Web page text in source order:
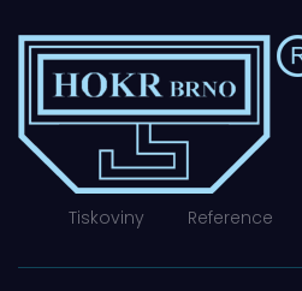
Tiskoviny Reference